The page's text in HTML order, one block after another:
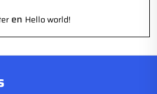
en Hello world!